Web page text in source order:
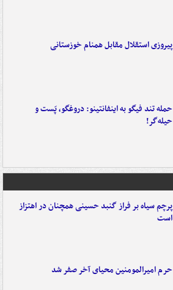
پیروزی استقلال مقابل همنام خوزستانی
حمله تند فیگو به اینفانتینو: دروغگو، پَست‌ و
حیله‌گر!
پرچم سیاه بر فراز گنبد حسینی همچنان در اهتزاز
است
حرم امیرالمومنین محیای آخر صفر شد